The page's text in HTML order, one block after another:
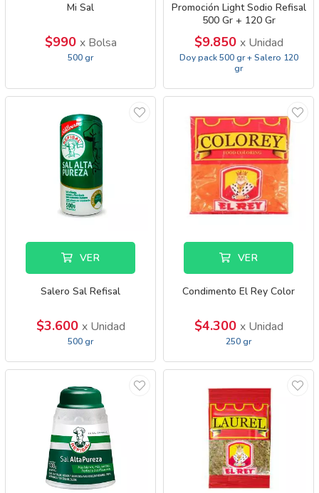
Mi Sal
$990 x Bolsa
500 gr
Promoción Light Sodio Refisal
500 Gr + 120 Gr
$9.850 x Unidad
Doy pack 500 gr + Salero 120
gr
VER
Salero Sal Refisal
$3.600 x Unidad
500 gr
VER
Condimento El Rey Color
$4.300 x Unidad
250 gr